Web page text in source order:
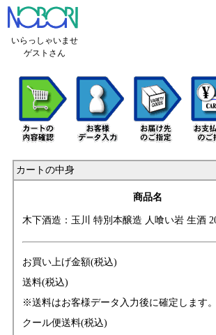
いらっしゃいませ
ゲストさん
カートの中身
商品名
木下酒造：玉川 特別本醸造 人喰い岩 生酒
お買い上げ金額(税込)
送料(税込)
※送料はお客様データ入力後に確定します。
クール便送料(税込)